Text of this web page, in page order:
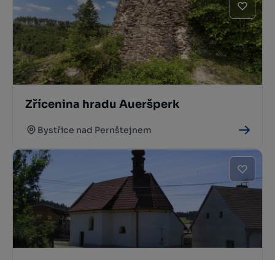
Zřícenina hradu Aueršperk
Bystřice nad Pernštejnem